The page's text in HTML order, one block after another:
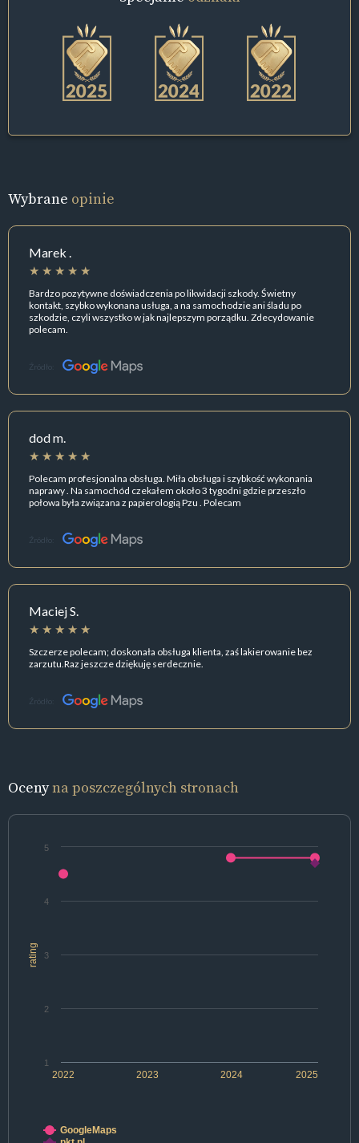
Wybrane opinie
Marek .
Bardzo pozytywne doświadczenia po likwidacji szkody. Świetny
kontakt, szybko wykonana usługa, a na samochodzie ani śladu po
szkodzie, czyli wszystko w jak najlepszym porządku. Zdecydowanie
polecam.
Źródło:
dod m.
Polecam profesjonalna obsługa. Miła obsługa i szybkość wykonania
naprawy . Na samochód czekałem około 3 tygodni gdzie przeszło
połowa była związana z papierologią Pzu . Polecam
Źródło:
Maciej S.
Szczerze polecam; doskonała obsługa klienta, zaś lakierowanie bez
zarzutu.Raz jeszcze dziękuję serdecznie.
Źródło:
Ocenyna poszczególnych stronach
rating
2022 2024
2023 2025
1
2
3
4
5
GoogleMaps